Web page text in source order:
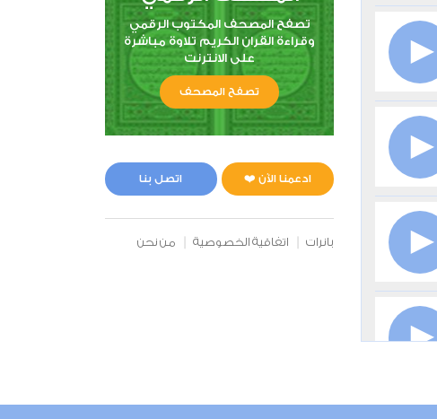
تصفح المصحف المكتوب الرقمي
وقراءة القران الكريم تلاوة مباشرة
على الانترنت
تصفح المصحف
ادعمنا الآن ❤️ اتصل بنا
بانرات اتفاقية الخصوصية من نحن